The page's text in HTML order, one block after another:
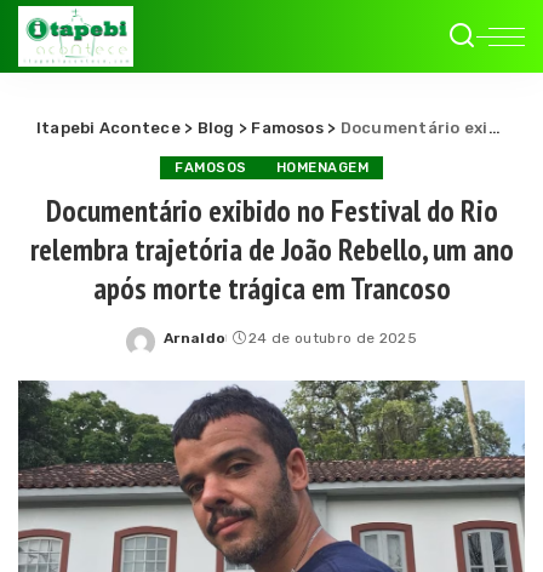
Itapebi Acontece> Blog > Famosos> Documentário exibido no Festival do Rio relembra trajetória de João Rebello, um ano após morte trágica em Trancoso
FAMOSOS HOMENAGEM
Documentário exibido no Festival do Rio
relembra trajetória de João Rebello, um ano
após morte trágica em Trancoso
Posted
Arnaldo 24 de outubro de 2025